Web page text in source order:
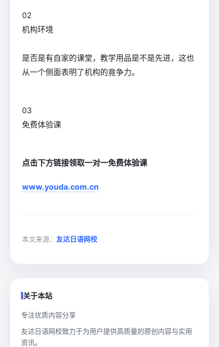
02
机构环境
是否是有自家的课堂，教学用品是不是先进，这也
从一个侧面表明了机构的竟争力。
03
免费体验课
点击下方链接领取一对一免费体验课
www.youda.com.cn
本文来源： 友达日语网校
关于本站
专注优质内容分享
友达日语网校致力于为用户提供高质量的原创内容与实用
资讯。